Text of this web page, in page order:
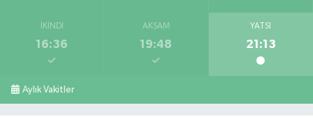
İKINDI
16:36
AKŞAM
19:48
YATSI
21:13
Aylık Vakitler